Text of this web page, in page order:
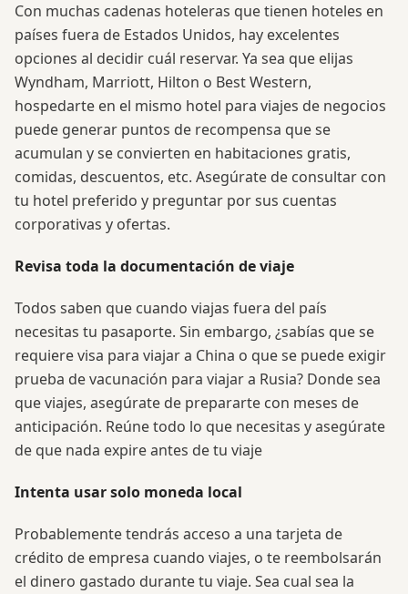
Con muchas cadenas hoteleras que tienen hoteles en
países fuera de Estados Unidos, hay excelentes
opciones al decidir cuál reservar. Ya sea que elijas
Wyndham, Marriott, Hilton o Best Western,
hospedarte en el mismo hotel para viajes de negocios
puede generar puntos de recompensa que se
acumulan y se convierten en habitaciones gratis,
comidas, descuentos, etc. Asegúrate de consultar con
tu hotel preferido y preguntar por sus cuentas
corporativas y ofertas.
Revisa toda la documentación de viaje
Todos saben que cuando viajas fuera del país
necesitas tu pasaporte. Sin embargo, ¿sabías que se
requiere visa para viajar a China o que se puede exigir
prueba de vacunación para viajar a Rusia? Donde sea
que viajes, asegúrate de prepararte con meses de
anticipación. Reúne todo lo que necesitas y asegúrate
de que nada expire antes de tu viaje
Intenta usar solo moneda local
Probablemente tendrás acceso a una tarjeta de
crédito de empresa cuando viajes, o te reembolsarán
el dinero gastado durante tu viaje. Sea cual sea la